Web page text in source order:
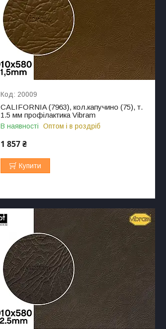
20009
CALIFORNIA (7963), кол.капучино (75), т.
1.5 мм профілактика Vibram
В наявності Оптом і в роздріб
1 857 ₴
Купити